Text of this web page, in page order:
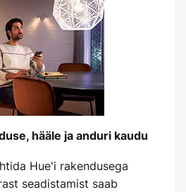
hääle ja anduri kaudu
Hue'i rakendusega
seadistamist saab